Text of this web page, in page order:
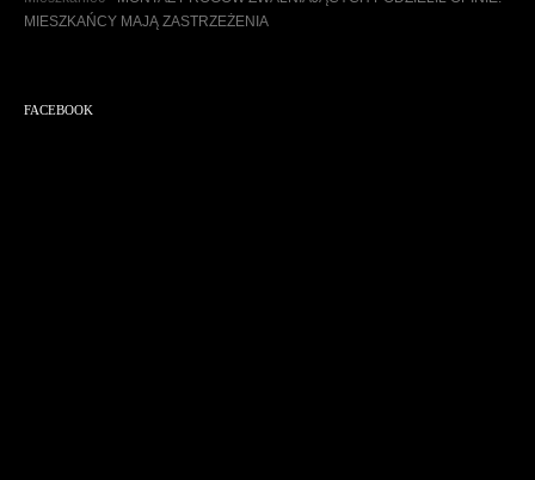
MIESZKAŃCY MAJĄ ZASTRZEŻENIA
FACEBOOK